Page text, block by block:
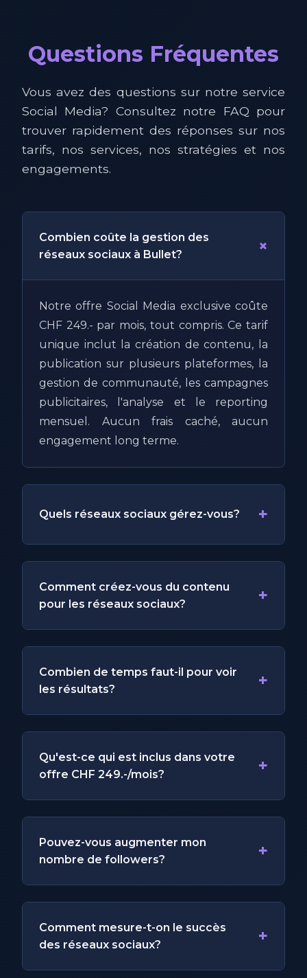
Questions Fréquentes
Vous avez des questions sur notre service
Social Media? Consultez notre FAQ pour
trouver rapidement des réponses sur nos
tarifs, nos services, nos stratégies et nos
engagements.
Combien coûte la gestion des
réseaux sociaux à Bullet?
+
Notre offre Social Media exclusive coûte
CHF 249.- par mois, tout compris. Ce tarif
unique inclut la création de contenu, la
publication sur plusieurs plateformes, la
gestion de communauté, les campagnes
publicitaires, l'analyse et le reporting
mensuel. Aucun frais caché, aucun
engagement long terme.
Quels réseaux sociaux gérez-vous? +
Comment créez-vous du contenu
pour les réseaux sociaux?
+
Combien de temps faut-il pour voir
les résultats?
+
Qu'est-ce qui est inclus dans votre
offre CHF 249.-/mois?
+
Pouvez-vous augmenter mon
nombre de followers?
+
Comment mesure-t-on le succès
des réseaux sociaux?
+